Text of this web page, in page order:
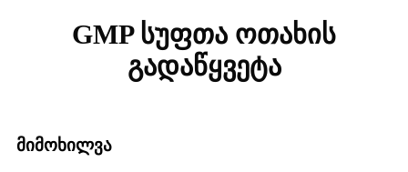
GMP სუფთა ოთახის
გადაწყვეტა
მიმოხილვა